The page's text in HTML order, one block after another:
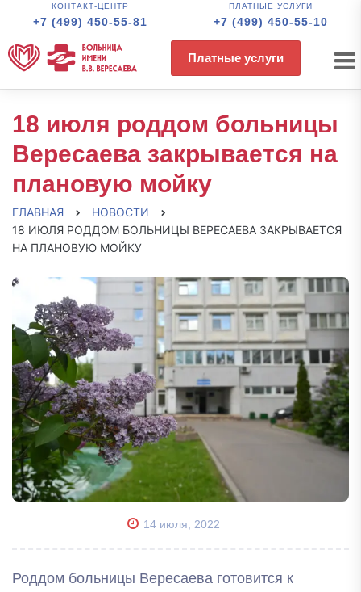
КОНТАКТ-ЦЕНТР
+7 (499) 450-55-81
ПЛАТНЫЕ УСЛУГИ
+7 (499) 450-55-10
Платные услуги
18 июля роддом больницы
Вересаева закрывается на
плановую мойку
ГЛАВНАЯ
НОВОСТИ
18 ИЮЛЯ РОДДОМ БОЛЬНИЦЫ ВЕРЕСАЕВА ЗАКРЫВАЕТСЯ
НА ПЛАНОВУЮ МОЙКУ
14 июля, 2022
Роддом больницы Вересаева готовится к